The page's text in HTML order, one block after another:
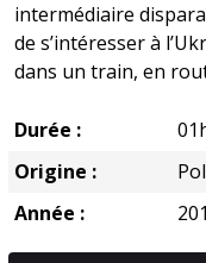
intermédiaire
de s’intéresser à
dans un train, en
Durée :
Origine :
Année :